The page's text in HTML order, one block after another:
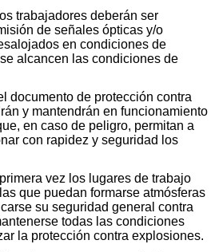
trabajadores deberán ser
de señales ópticas y/o
en condiciones de
alcancen las condiciones de
documento de protección contra
y mantendrán en funcionamiento
en caso de peligro, permitan a
con rapidez y seguridad los
vez los lugares de trabajo
que puedan formarse atmósferas
su seguridad general contra
todas las condiciones
la protección contra explosiones.